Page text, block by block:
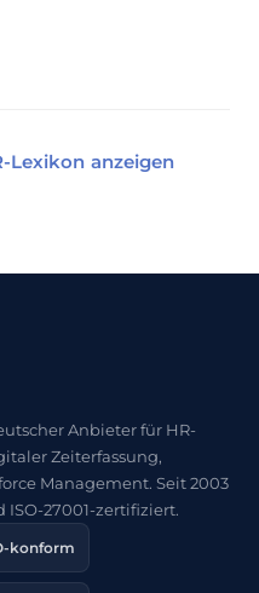
anzeigen
Anbieter für HR-
Zeiterfassung,
Management. Seit 2003
ISO-27001-zertifiziert.
konform